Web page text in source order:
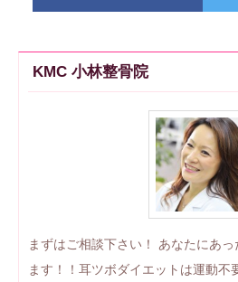
KMC 小林整骨院
まずはご相談下さい！ あなたにあ
ます！！耳ツボダイエットは運動不